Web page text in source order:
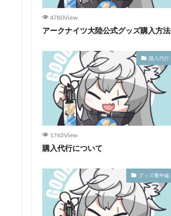
4780View
アークナイツ大陸公式グッズ購入方法
購入代行
1763View
購入代行について
グッズ番外編